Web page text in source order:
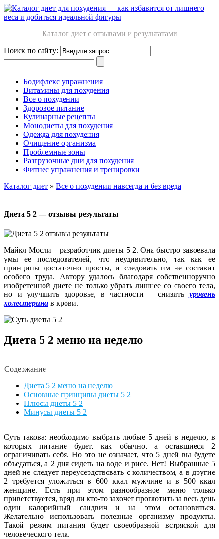
Каталог диет с отзывами и результатами
Поиск по сайту:
Бодифлекс упражнения
Витамины для похудения
Все о похудении
Здоровое питание
Кулинарные рецепты
Монодиеты для похудения
Одежда для похудения
Очищение организма
Проблемные зоны
Разгрузочные дни для похудения
Фитнес упражнения и тренировки
Каталог диет » Все о похудении навсегда и без вреда
Диета 5 2 — отзывы результаты
Майкл Мосли – разработчик диеты 5 2. Она быстро завоевала
умы ее последователей, что неудивительно, так как ее
принципы достаточно просты, и следовать им не составит
особого труда. Автору удалось благодаря собственноручно
изобретенной диете не только убрать лишнее со своего тела,
но и улучшить здоровье, в частности – снизить уровень
холестерина в крови.
Диета 5 2 меню на неделю
Содержание
Диета 5 2 меню на неделю
Основные принципы диеты 5 2
Плюсы диеты 5 2
Минусы диеты 5 2
Суть такова: необходимо выбрать любые 5 дней в неделю, в
которых питание будет, как обычно, а оставшиеся 2
ограничивать себя. Но это не означает, что 5 дней вы будете
объедаться, а 2 дня сидеть на воде и рисе. Нет! Выбранные 5
дней не следует переусердствовать с количеством, а в другие
2 требуется уложиться в 600 ккал мужчине и в 500 ккал
женщине. Есть при этом разнообразное меню только
приветствуется, вряд ли кто-то захочет проглотить за весь день
один калорийный сандвич и на этом остановиться.
Желательно использовать полезные организму продукты.
Такой режим питания будет своеобразной встряской для
человеческого тела.